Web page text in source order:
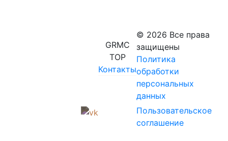
GRMC
TOP
Контакты
© 2026 Все права
защищены
Политика
обработки
персональных
данных
Пользовательское
соглашение